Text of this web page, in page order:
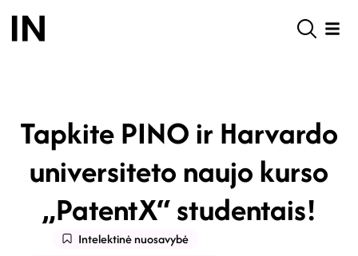
Tapkite PINO ir Harvardo
universiteto naujo kurso
„PatentX“ studentais!
Intelektinė nuosavybė